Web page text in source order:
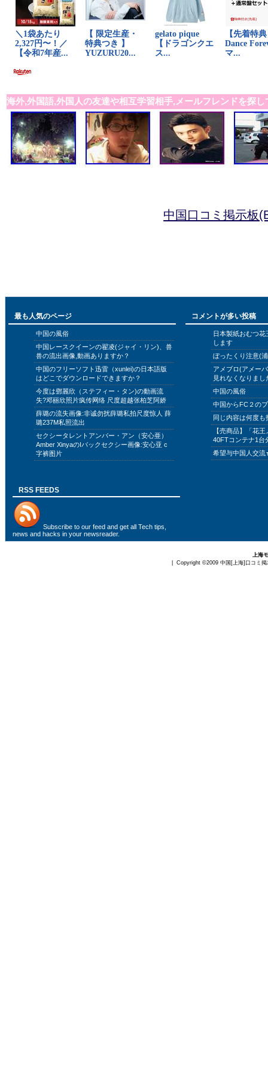
海外,外国語,外国人の友達や相互学習相手,メールフレンドを探し
中国口コミ掲示板
最も人気のページ
中国の風俗
中国レースクイーンの翟凌(ジャイ・リン)、兽
兽の流出画像,動画ありますか？
中国のフリーソフト迅雷（xunlei)の日本語版
はどこでダウンロードできますか？
今度は鄧麗欣（ステフィー・タン)の動画流
失?邓丽欣照片疯传网络 尺度超越张柏芝阿娇
薛璐の流失画像:非诚勿扰薛璐私拍尺度惊人 薛
璐237M私照流出
セクシータレントアンバー・アン（安心亜）
Amber XinyaのIバックセクシー画像:安心亚 c
字裤图片
コメントが多い投稿
日本製紙おむつ
します
ぼったくり注意(
アメブロ(アメー
見れなくなりまし
中国の風俗
中国からFC２の
同じ内容は何度
【売商品】「花
40FTコンテナ1台
希望与中国人交
RSS FEEDS
Subscribe to our feed and get all Tech tips,
news and hacks in your newsreader.
上海
| Copyright ©2009 中国[上海]口コミ掲